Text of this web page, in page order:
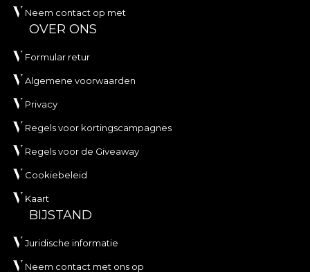
Neem contact op met
OVER ONS
Formular retur
Algemene voorwaarden
Privacy
Regels voor kortingscampagnes
Regels voor de Giveaway
Cookiebeleid
Kaart
BIJSTAND
Juridische informatie
Neem contact met ons op